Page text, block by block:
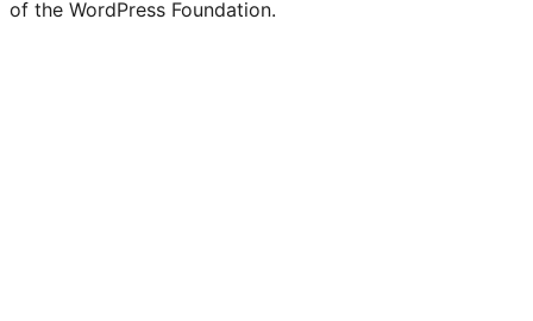
of the WordPress Foundation.